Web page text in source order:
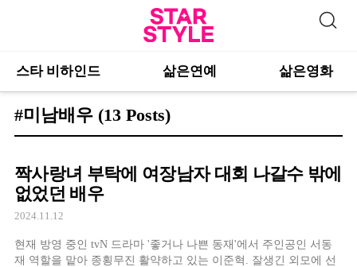
스타 비하인드 삶은연예 삶은영화
#미남배우 (13 Posts)
짝사랑녀 부탁에 여장남자 대회 나갈수 밖에
없었던 배우
2024.11.12
현재 방영 중인 tvN 드라마 '좋거나 나쁜 동재'에서 주인공인 서동
재 역할을 맡아 종횡무진 활약하고 있는 이준혁. 잘생긴 외모에 선